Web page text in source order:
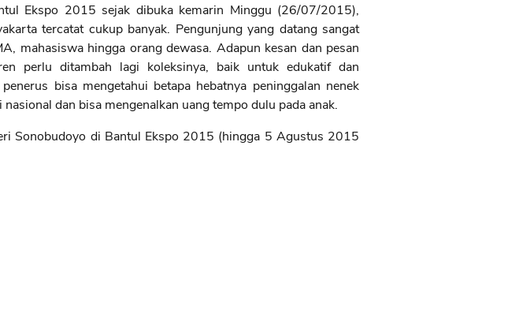
Ekspo 2015 sejak dibuka kemarin Minggu (26/07/2015),
tercatat cukup banyak. Pengunjung yang datang sangat
mahasiswa hingga orang dewasa. Adapun kesan dan pesan
perlu ditambah lagi koleksinya, baik untuk edukatif dan
bisa mengetahui betapa hebatnya peninggalan nenek
dan bisa mengenalkan uang tempo dulu pada anak.
Sonobudoyo di Bantul Ekspo 2015 (hingga 5 Agustus 2015